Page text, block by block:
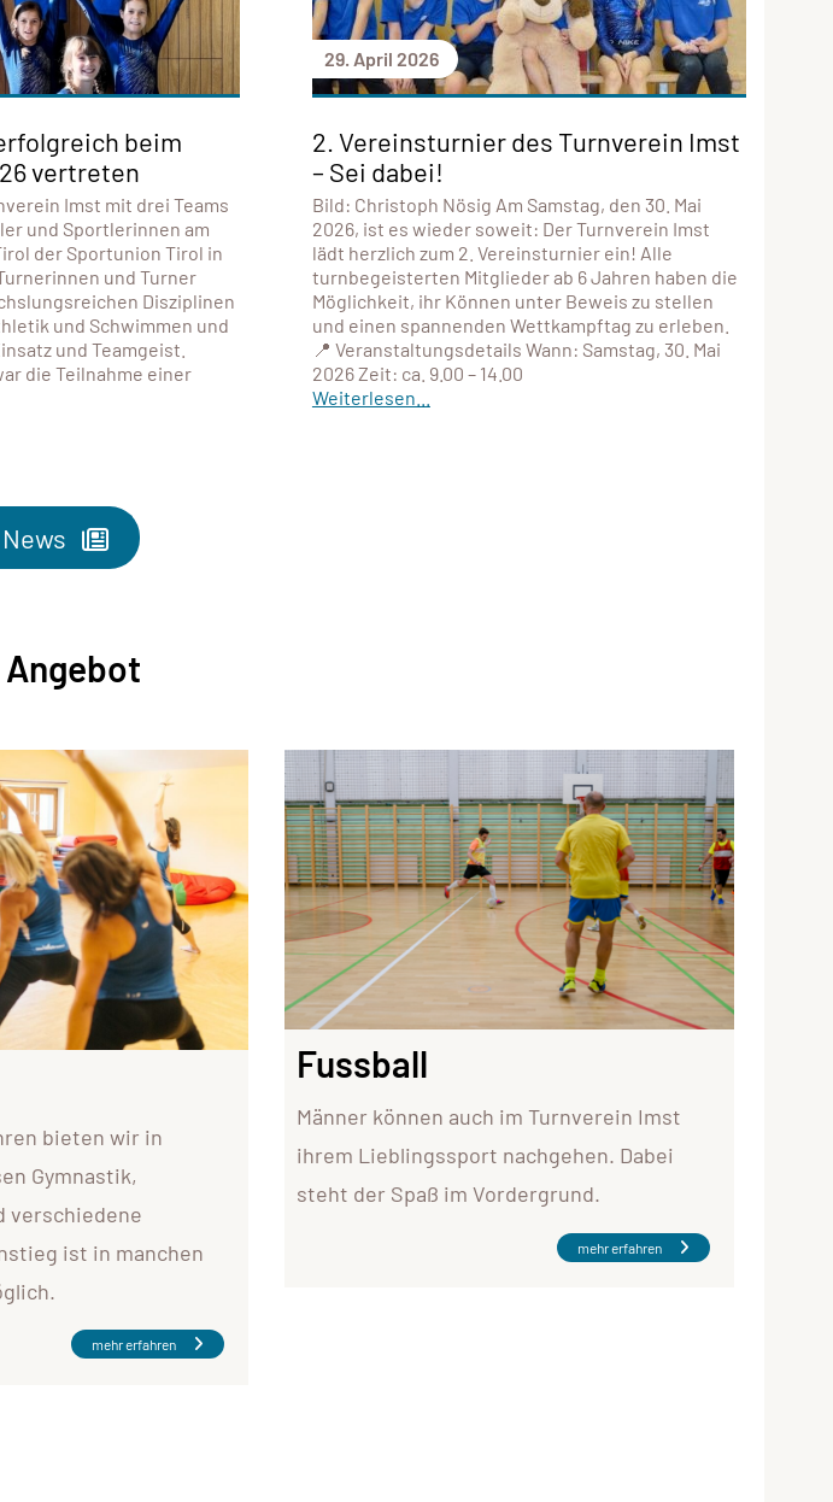
beim
vertreten
Imst mit drei Teams
und Sportlerinnen am
der Sportunion Tirol in
und Turner
Disziplinen
und Schwimmen und
und Teamgeist.
die Teilnahme einer
29. April 2026
2. Vereinsturnier des Turnverein Imst
– Sei dabei!
Bild: Christoph Nösig Am Samstag, den 30. Mai
2026, ist es wieder soweit: Der Turnverein Imst
lädt herzlich zum 2. Vereinsturnier ein! Alle
turnbegeisterten Mitglieder ab 6 Jahren haben die
Möglichkeit, ihr Können unter Beweis zu stellen
und einen spannenden Wettkampftag zu erleben.
📍 Veranstaltungsdetails Wann: Samstag, 30. Mai
2026 Zeit: ca. 9.00 – 14.00
Weiterlesen...
Angebot
bieten wir in
Gymnastik,
verschiedene
ist in manchen
mehr erfahren
Fussball
Männer können auch im Turnverein Imst
ihrem Lieblingssport nachgehen. Dabei
steht der Spaß im Vordergrund.
mehr erfahren